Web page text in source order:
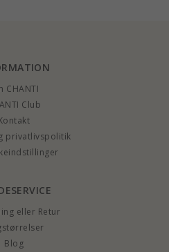
CHANTI
Club
privatlivspolitik
eller Retur
Blog